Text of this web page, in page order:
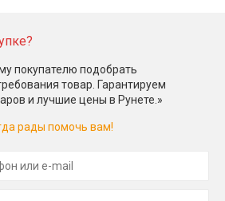
покупателю подобрать
товар. Гарантируем
и лучшие цены в Рунете.»
рады помочь вам!